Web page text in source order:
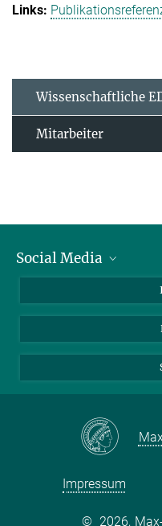
Wissenschaftliche
Mitarbeiter
Social Media
Impressum
© 2026,